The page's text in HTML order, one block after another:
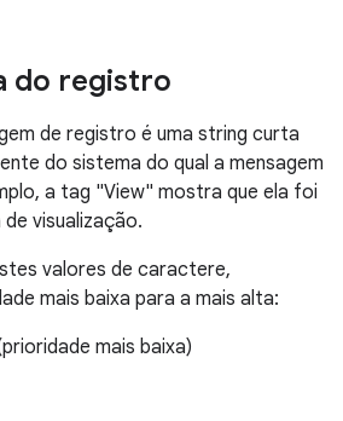
do registro
de registro é uma string curta
do sistema do qual a mensagem
a tag "View" mostra que ela foi
visualização.
valores de caractere,
mais baixa para a mais alta:
mais baixa)